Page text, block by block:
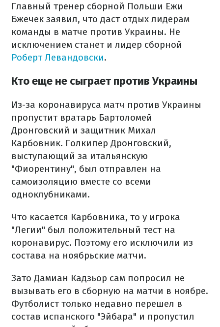
Главный тренер сборной Польши Ежи
Бжечек заявил, что даст отдых лидерам
команды в матче против Украины. Не
исключением станет и лидер сборной
Роберт Левандовски.
Кто еще не сыграет против Украины
Из-за коронавируса матч против Украины
пропустит вратарь Бартоломей
Дронговский и защитник Михал
Карбовник. Голкипер Дронговский,
выступающий за итальянскую
"Фиорентину", был отправлен на
самоизоляцию вместе со всеми
одноклубниками.
Что касается Карбовника, то у игрока
"Легии" был положительный тест на
коронавирус. Поэтому его исключили из
состава на ноябрьские матчи.
Зато Дамиан Кадзьор сам попросил не
вызывать его в сборную на матчи в ноябре.
Футболист только недавно перешел в
состав испанского "Эйбара" и пропустил